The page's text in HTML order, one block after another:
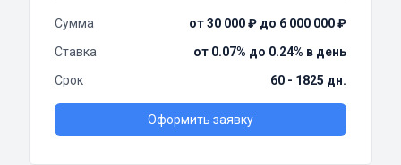
Сумма
от 30 000 ₽ до 6 000 000 ₽
Ставка
от 0.07% до 0.24% в день
Срок
60 - 1825 дн.
Оформить заявку